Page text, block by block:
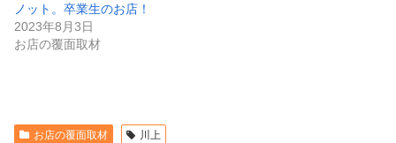
ノット。卒業生のお店！
2023年8月3日
お店の覆面取材
お店の覆面取材 川上